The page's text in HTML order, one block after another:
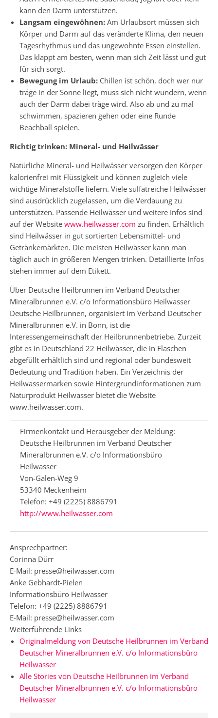
kann den Darm unterstützen.
Langsam eingewöhnen: Am Urlaubsort müssen sich
Körper und Darm auf das veränderte Klima, den neuen
Tagesrhythmus und das ungewohnte Essen einstellen.
Das klappt am besten, wenn man sich Zeit lässt und gut
für sich sorgt.
Bewegung im Urlaub: Chillen ist schön, doch wer nur
träge in der Sonne liegt, muss sich nicht wundern, wenn
auch der Darm dabei träge wird. Also ab und zu mal
schwimmen, spazieren gehen oder eine Runde
Beachball spielen.
Richtig trinken: Mineral- und Heilwässer
Natürliche Mineral- und Heilwässer versorgen den Körper
kalorienfrei mit Flüssigkeit und können zugleich viele
wichtige Mineralstoffe liefern. Viele sulfatreiche Heilwässer
sind ausdrücklich zugelassen, um die Verdauung zu
unterstützen. Passende Heilwässer und weitere Infos sind
auf der Website www.heilwasser.com zu finden. Erhältlich
sind Heilwässer in gut sortierten Lebensmittel- und
Getränkemärkten. Die meisten Heilwässer kann man
täglich auch in größeren Mengen trinken. Detaillierte Infos
stehen immer auf dem Etikett.
Über Deutsche Heilbrunnen im Verband Deutscher
Mineralbrunnen e.V. c/o Informationsbüro Heilwasser
Deutsche Heilbrunnen, organisiert im Verband Deutscher
Mineralbrunnen e.V. in Bonn, ist die
Interessengemeinschaft der Heilbrunnenbetriebe. Zurzeit
gibt es in Deutschland 22 Heilwässer, die in Flaschen
abgefüllt erhältlich sind und regional oder bundesweit
Bedeutung und Tradition haben. Ein Verzeichnis der
Heilwassermarken sowie Hintergrundinformationen zum
Naturprodukt Heilwasser bietet die Website
www.heilwasser.com.
Firmenkontakt und Herausgeber der Meldung:
Deutsche Heilbrunnen im Verband Deutscher
Mineralbrunnen e.V. c/o Informationsbüro
Heilwasser
Von-Galen-Weg 9
53340 Meckenheim
Telefon: +49 (2225) 8886791
http://www.heilwasser.com
Ansprechpartner:
Corinna Dürr
E-Mail: presse@heilwasser.com
Anke Gebhardt-Pielen
Informationsbüro Heilwasser
Telefon: +49 (2225) 8886791
E-Mail: presse@heilwasser.com
Weiterführende Links
Originalmeldung von Deutsche Heilbrunnen im Verband
Deutscher Mineralbrunnen e.V. c/o Informationsbüro
Heilwasser
Alle Stories von Deutsche Heilbrunnen im Verband
Deutscher Mineralbrunnen e.V. c/o Informationsbüro
Heilwasser